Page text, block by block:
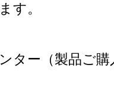
す。
ター（製品ご